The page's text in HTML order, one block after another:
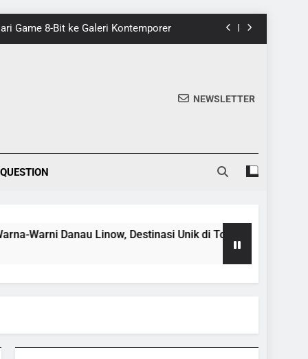
Game 8-Bit ke Galeri Kontemporer
di Tomohon yang Wajib Dikunjungi
NEWSLETTER
Danau Linow, Destinasi Unik di Tomohon yang Wajib